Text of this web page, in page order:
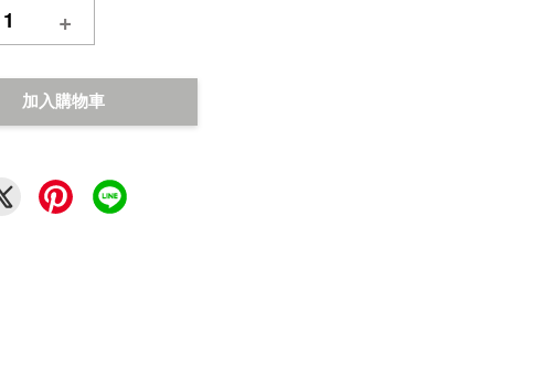
+
加入購物車